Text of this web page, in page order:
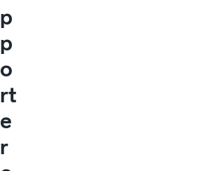
p
p
o
rt
e
r